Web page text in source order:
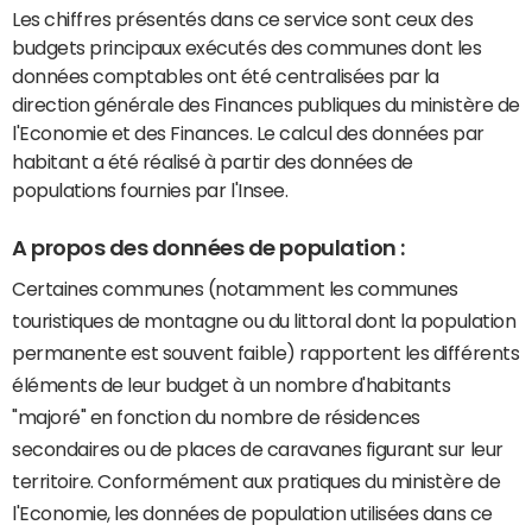
Les chiffres présentés dans ce service sont ceux des
budgets principaux exécutés des communes dont les
données comptables ont été centralisées par la
direction générale des Finances publiques du ministère de
l'Economie et des Finances. Le calcul des données par
habitant a été réalisé à partir des données de
populations fournies par l'Insee.
A propos des données de population :
Certaines communes (notamment les communes
touristiques de montagne ou du littoral dont la population
permanente est souvent faible) rapportent les différents
éléments de leur budget à un nombre d'habitants
"majoré" en fonction du nombre de résidences
secondaires ou de places de caravanes figurant sur leur
territoire. Conformément aux pratiques du ministère de
l'Economie, les données de population utilisées dans ce